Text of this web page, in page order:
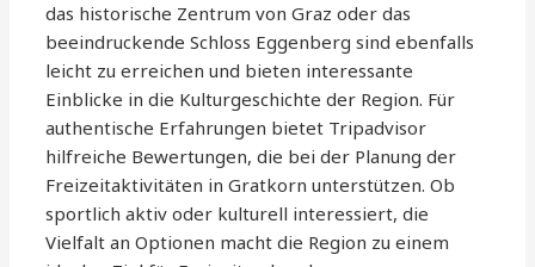
das historische Zentrum von Graz oder das
beeindruckende Schloss Eggenberg sind ebenfalls
leicht zu erreichen und bieten interessante
Einblicke in die Kulturgeschichte der Region. Für
authentische Erfahrungen bietet Tripadvisor
hilfreiche Bewertungen, die bei der Planung der
Freizeitaktivitäten in Gratkorn unterstützen. Ob
sportlich aktiv oder kulturell interessiert, die
Vielfalt an Optionen macht die Region zu einem